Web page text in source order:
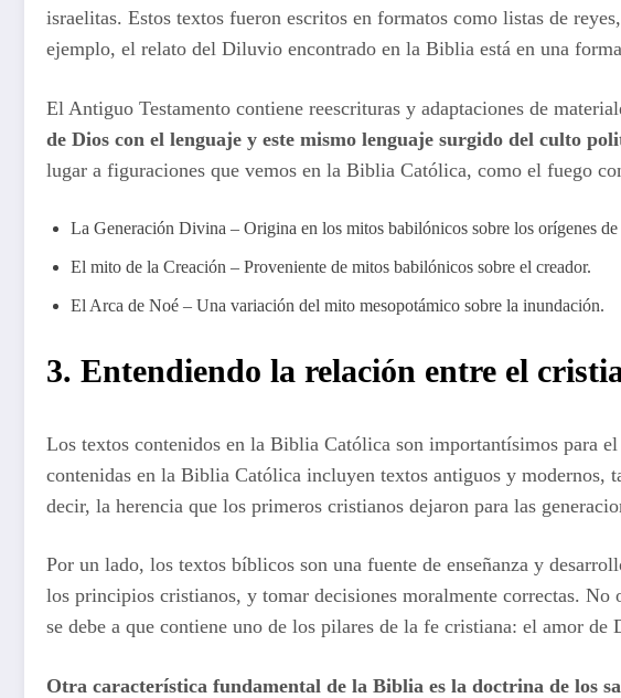
israelitas. Estos textos fueron escritos en formatos como listas de
ejemplo, el relato del Diluvio encontrado en la Biblia está en una
El Antiguo Testamento contiene reescrituras y adaptaciones de
de Dios con el lenguaje y este mismo lenguaje surgido del culto
lugar a figuraciones que vemos en la Biblia Católica, como el fuego
La Generación Divina – Origina en los mitos babilónicos sobre los orígenes de
El mito de la Creación – Proveniente de mitos babilónicos sobre el creador.
El Arca de Noé – Una variación del mito mesopotámico sobre la inundación.
3. Entendiendo la relación entre el
Los textos contenidos en la Biblia Católica son importantísimos para
contenidas en la Biblia Católica incluyen textos antiguos y
decir, la herencia que los primeros cristianos dejaron para las
Por un lado, los textos bíblicos son una fuente de enseñanza y
los principios cristianos, y tomar decisiones moralmente correctas. No
se debe a que contiene uno de los pilares de la fe cristiana: el amor de
Otra característica fundamental de la Biblia es la doctrina de los